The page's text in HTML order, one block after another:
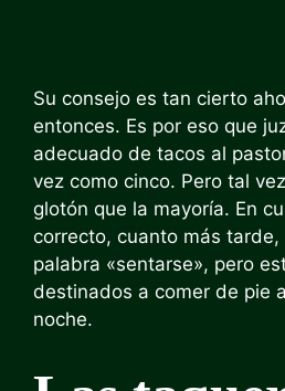
Su consejo es tan cierto
entonces. Es por eso que
adecuado de tacos al
vez como cinco. Pero tal
glotón que la mayoría. En
correcto, cuanto más tarde,
palabra «sentarse», pero
destinados a comer de pie
noche.